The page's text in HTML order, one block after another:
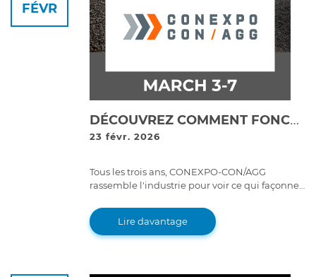
FÉVR
DÉCOUVREZ COMMENT FONCTIONNE LE TEMPS D'ACTIVITÉ : COJALI PRÉSENTERA SES OUTILS DE MAINTENANCE DE DERNIÈRE GÉNÉRATION À CONEXPO 2026
23 févr. 2026
Tous les trois ans, CONEXPO-CON/AGG
rassemble l'industrie pour voir ce qui façonne
lourdes.
Lire davantage